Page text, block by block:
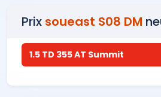
Prix soueast S08 DM
1.5 TD 355 AT Summit